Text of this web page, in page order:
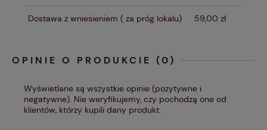
Dostawa z wniesieniem ( za próg lokalu) 59,00 zł
OPINIE O PRODUKCIE (0)
Wyświetlane są wszystkie opinie (pozytywne i
negatywne). Nie weryfikujemy, czy pochodzą one od
klientów, którzy kupili dany produkt.